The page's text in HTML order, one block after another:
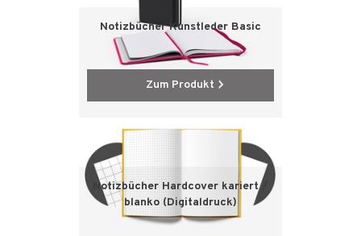
Notizbücher Kunstleder Basic
Zum Produkt
Notizbücher Hardcover kariert /
blanko (Digitaldruck)